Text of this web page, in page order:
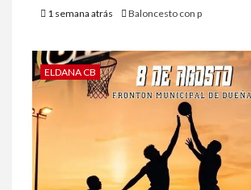
1 semana atrás Baloncesto con p
ELDANA CB